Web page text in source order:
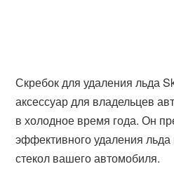
Скребок для удаления льда
аксессуар для владельцев
в холодное время года. Он
эффективного удаления льда
стекол вашего автомобиля.